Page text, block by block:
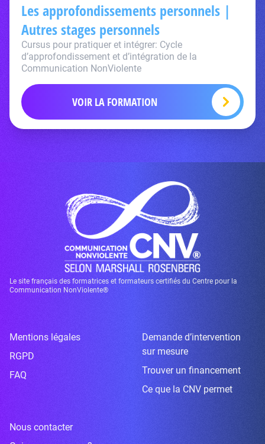
Les approfondissements personnels |
Autres stages personnels
Cursus pour pratiquer et intégrer: Cycle
d’approfondissement et d’intégration de la
Communication NonViolente
VOIR LA FORMATION
Le site français des formatrices et formateurs certifiés du Centre pour la
Communication NonViolente®
Mentions légales
RGPD
FAQ
Demande d’intervention
sur mesure
Trouver un financement
Ce que la CNV permet
Nous contacter